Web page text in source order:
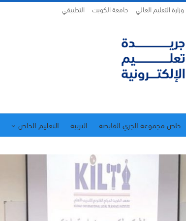
وزارة التعليم العالي جامعة الكويت التطبيقي
خاص مجموعة الجري القابضة التربية التعليم الخاص